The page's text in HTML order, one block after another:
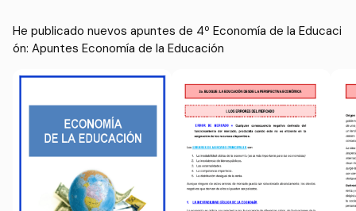
He publicado nuevos apuntes de 4º Economía de la Educaci
ón: Apuntes Economía de la Educación